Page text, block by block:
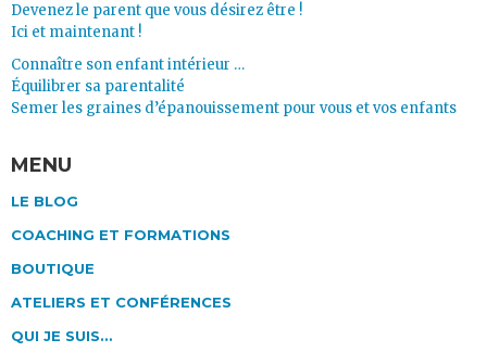
Devenez le parent que vous désirez être !
Ici et maintenant !
Connaître son enfant intérieur …
Équilibrer sa parentalité
Semer les graines d’épanouissement pour vous et vos enfants
MENU
LE BLOG
COACHING ET FORMATIONS
BOUTIQUE
ATELIERS ET CONFÉRENCES
QUI JE SUIS…